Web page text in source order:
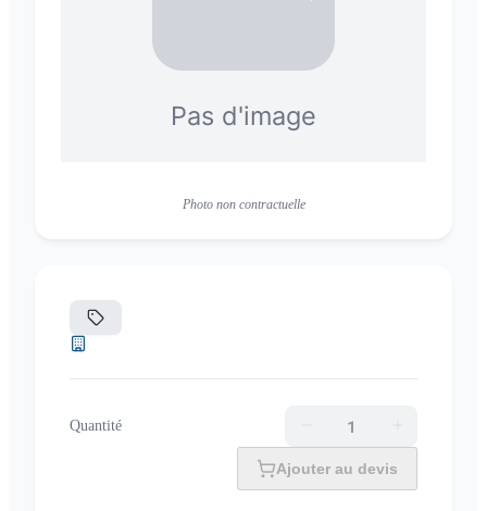
Photo non contractuelle
Quantité
Ajouter au devis